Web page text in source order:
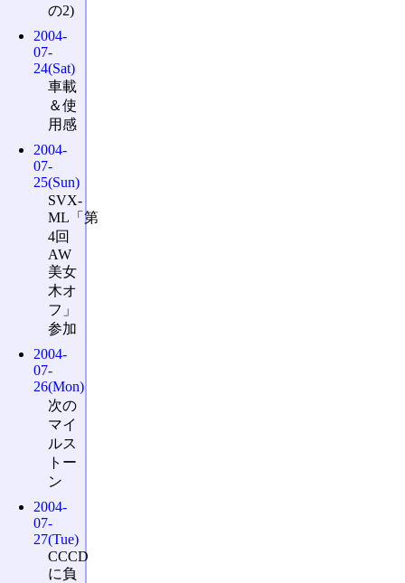
の2)
2004-
07-
24(Sat)
車載
＆使
用感
2004-
07-
25(Sun)
SVX-
ML「第
4回
AW
美女
木オ
フ」
参加
2004-
07-
26(Mon)
次の
マイ
ルス
トー
ン
2004-
07-
27(Tue)
CCCD
に負